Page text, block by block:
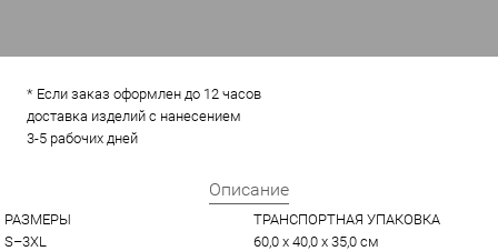
* Если заказ оформлен до 12 часов
доставка изделий с нанесением
3-5 рабочих дней
Описание
РАЗМЕРЫ
S–3XL
ТРАНСПОРТНАЯ УПАКОВКА
60,0 x 40,0 x 35,0 см